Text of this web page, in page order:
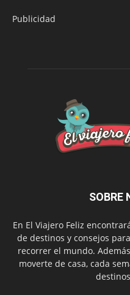
Publicidad
SOBRE
En El Viajero Feliz
de destinos y consejos
recorrer el mundo.
moverte de casa, cada